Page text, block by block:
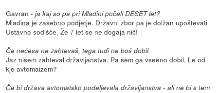
Gavran -ja kaj so pa pri Mladini počeli DESET let?
Mladina je zasebno podjetje. Državni zbor pa je dolžan upoštevati
Ustavno sodišče. Že 7 let se ne dogaja nič!
Če nečesa ne zahtevaš, tega tudi ne boš dobil.
Jaz nisem zahteval državljanstva. Pa sem ga vseeno dobil. Le od
kje avtomaizem?
Če bi država avtomatsko podeljevala državljanstva - ali ne bi s tem